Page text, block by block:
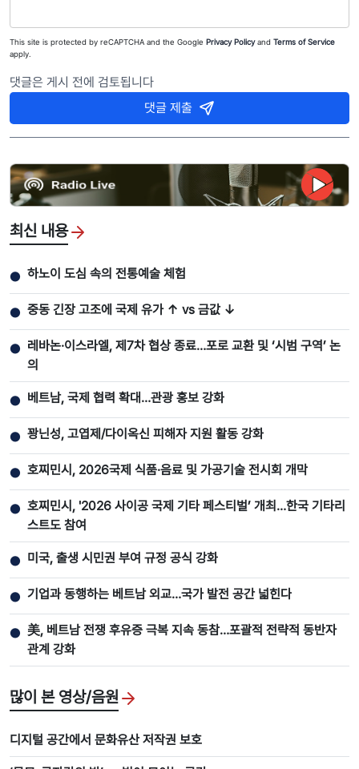
This site is protected by reCAPTCHA and the Google Privacy Policyand Terms of Service
apply.
댓글은 게시 전에 검토됩니다
댓글 제출
최신 내용
● 하노이 도심 속의 전통예술 체험
● 중동 긴장 고조에 국제 유가 ↑ vs 금값 ↓
● 레바논·이스라엘, 제7차 협상 종료…포로 교환 및 ‘시범 구역’ 논
의
● 베트남, 국제 협력 확대…관광 홍보 강화
● 꽝닌성, 고엽제/다이옥신 피해자 지원 활동 강화
● 호찌민시, 2026국제 식품·음료 및 가공기술 전시회 개막
● 호찌민시, '2026 사이공 국제 기타 페스티벌’ 개최…한국 기타리
스트도 참여
● 미국, 출생 시민권 부여 규정 공식 강화
● 기업과 동행하는 베트남 외교…국가 발전 공간 넓힌다
● 美, 베트남 전쟁 후유증 극복 지속 동참…포괄적 전략적 동반자
관계 강화
많이 본 영상/음원
디지털 공간에서 문화유산 저작권 보호